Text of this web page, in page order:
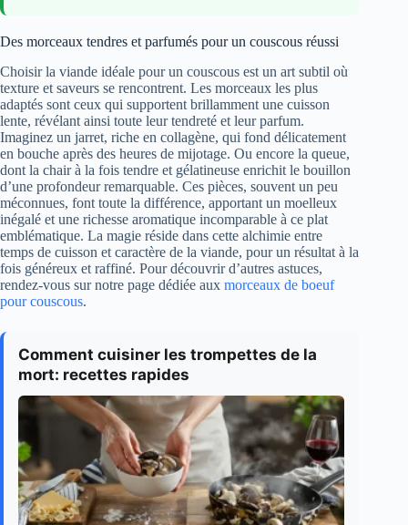
Des morceaux tendres et parfumés pour un couscous réussi
Choisir la viande idéale pour un couscous est un art subtil où
texture et saveurs se rencontrent. Les morceaux les plus
adaptés sont ceux qui supportent brillamment une cuisson
lente, révélant ainsi toute leur tendreté et leur parfum.
Imaginez un jarret, riche en collagène, qui fond délicatement
en bouche après des heures de mijotage. Ou encore la queue,
dont la chair à la fois tendre et gélatineuse enrichit le bouillon
d’une profondeur remarquable. Ces pièces, souvent un peu
méconnues, font toute la différence, apportant un moelleux
inégalé et une richesse aromatique incomparable à ce plat
emblématique. La magie réside dans cette alchimie entre
temps de cuisson et caractère de la viande, pour un résultat à la
fois généreux et raffiné. Pour découvrir d’autres astuces,
rendez-vous sur notre page dédiée aux morceaux de boeuf
pour couscous.
Comment cuisiner les trompettes de la
mort: recettes rapides